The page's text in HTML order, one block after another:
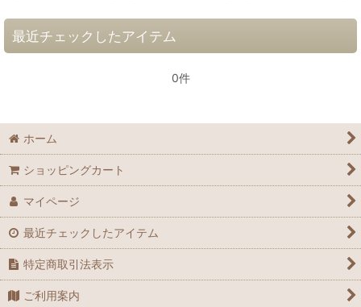
最近チェックしたアイテム
0件
ホーム
ショッピングカート
マイページ
最近チェックしたアイテム
特定商取引法表示
ご利用案内